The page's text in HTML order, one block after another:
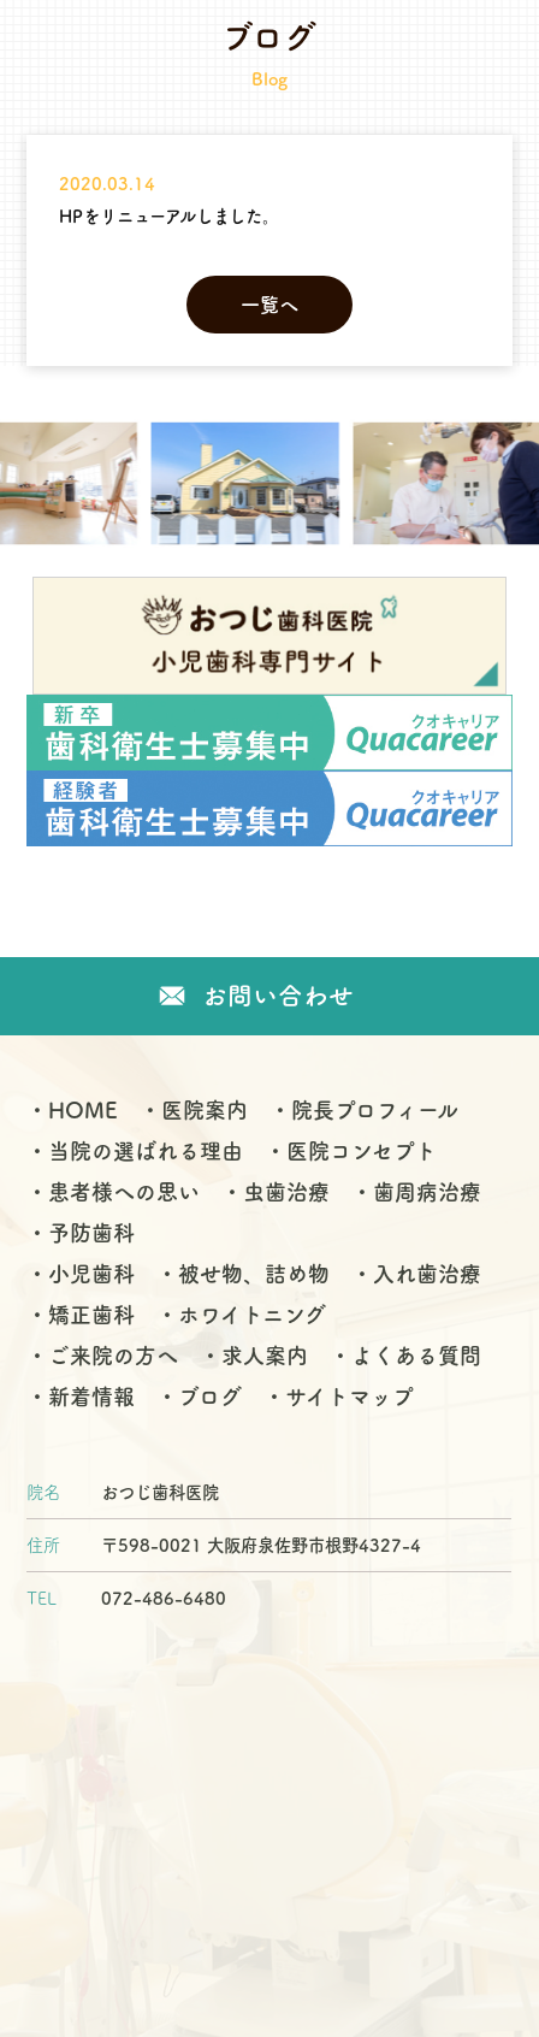
ブログ
Blog
2020.03.14
HPをリニューアルしました。
一覧へ
お問い合わせ
HOME 医院案内
院長プロフィール
当院の選ばれる理由
医院コンセプト
患者様への思い
虫歯治療
歯周病治療
予防歯科
小児歯科
被せ物、詰め物
入れ歯治療
矯正歯科
ホワイトニング
ご来院の方へ
求人案内
よくある質問
新着情報
ブログ サイトマップ
院名 おつじ歯科医院
住所 〒598-0021 大阪府泉佐野市根野4327-4
TEL 072-486-6480